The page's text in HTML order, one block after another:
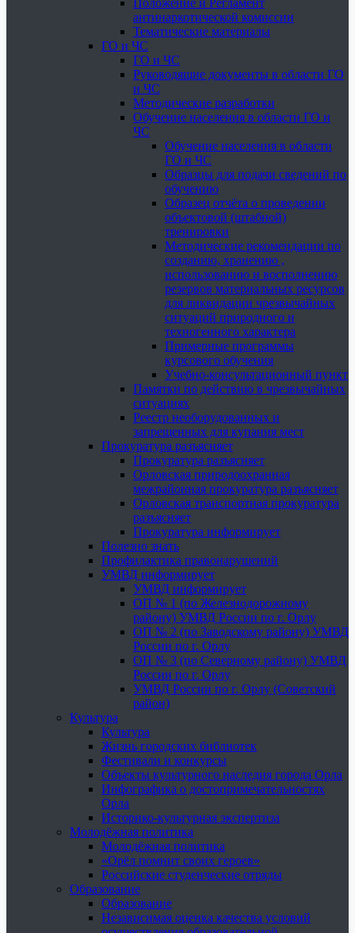
Положение и Регламент
антинаркотической комиссии
Тематические материалы
ГО и ЧС
ГО и ЧС
Руководящие документы в области ГО
и ЧС
Методические разработки
Обучение населения в области ГО и
ЧС
Обучение населения в области
ГО и ЧС
Образцы для подачи сведений по
обучению
Образец отчёта о проведении
объектовой (штабной)
тренировки
Методические рекомендации по
созданию, хранению ,
использованию и восполнению
резервов материальных ресурсов
для ликвидации чрезвычайных
ситуаций природного и
техногенного характера
Примерные программы
курсового обучения
Учебно-консультационный пункт
Памятки по действию в чрезвычайных
ситуациях
Реестр необорудованных и
запрещенных для купания мест
Прокуратура разъясняет
Прокуратура разъясняет
Орловская природоохранная
межрайонная прокуратура разъясняет
Орловская транспортная прокуратура
разъясняет
Прокуратура информирует
Полезно знать
Профилактика правонарушений
УМВД информирует
УМВД информирует
ОП № 1 (по Железнодорожному
району) УМВД России по г. Орлу
ОП № 2 (по Заводскому району) УМВД
России по г. Орлу
ОП № 3 (по Северному району) УМВД
России по г. Орлу
УМВД России по г. Орлу (Советский
район)
Культура
Культура
Жизнь городских библиотек
Фестивали и конкурсы
Объекты культурного наследия города Орла
Инфографика о достопримечательностях
Орла
Историко-культурная экспертиза
Молодёжная политика
Молодёжная политика
«Орёл помнит своих героев»
Российские студенческие отряды
Образование
Образование
Независимая оценка качества условий